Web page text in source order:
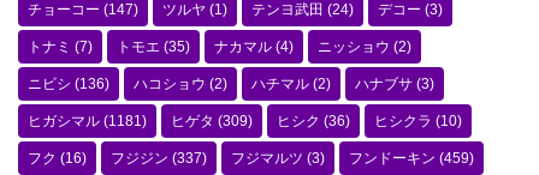
チョーコー (147) ツルヤ (1) テンヨ武田 (24) デコー (3)
トナミ (7) トモエ (35) ナカマル (4) ニッショウ (2)
ニビシ (136) ハコショウ (2) ハチマル (2) ハナブサ (3)
ヒガシマル (1181) ヒゲタ (309) ヒシク (36) ヒシクラ (10)
フク (16) フジジン (337) フジマルツ (3) フンドーキン (459)